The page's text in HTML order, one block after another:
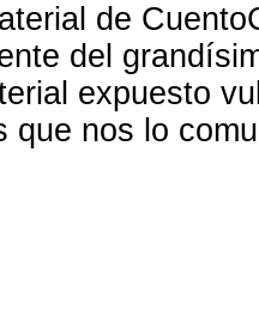
de
del
expuesto
que nos lo